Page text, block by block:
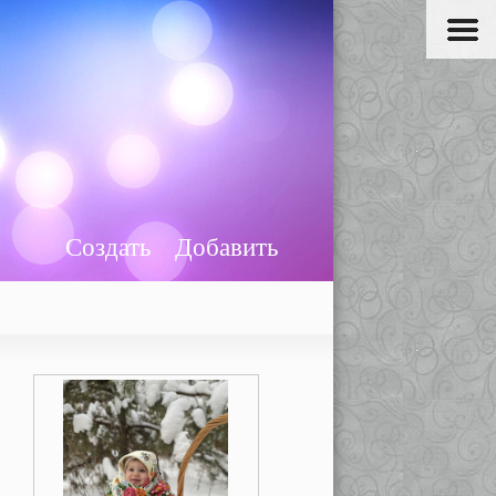
Добавить
Создать